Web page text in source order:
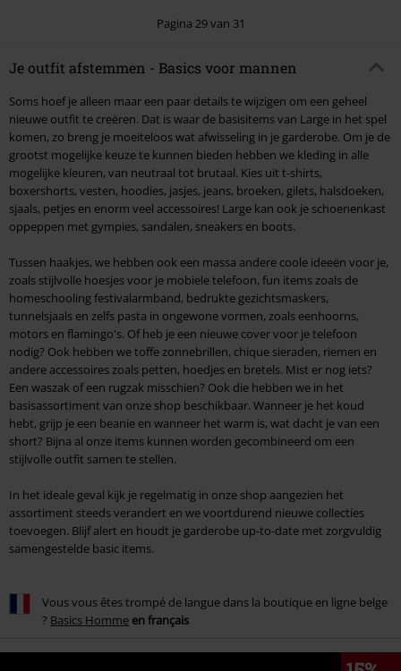
Pagina 29 van 31
Je outfit afstemmen - Basics voor mannen
Soms hoef je alleen maar een paar details te wijzigen om een geheel
nieuwe outfit te creëren. Dat is waar de basisitems van Large in het spel
komen, zo breng je moeiteloos wat afwisseling in je garderobe. Om je de
grootst mogelijke keuze te kunnen bieden hebben we kleding in alle
mogelijke kleuren, van neutraal tot brutaal. Kies uit t-shirts,
boxershorts, vesten, hoodies, jasjes, jeans, broeken, gilets, halsdoeken,
sjaals, petjes en enorm veel accessoires! Large kan ook je schoenenkast
oppeppen met gympies, sandalen, sneakers en boots.
Tussen haakjes, we hebben ook een massa andere coole ideeën voor je,
zoals stijlvolle hoesjes voor je mobiele telefoon, fun items zoals de
homeschooling festivalarmband, bedrukte gezichtsmaskers,
tunnelsjaals en zelfs pasta in ongewone vormen, zoals eenhoorns,
motors en flamingo's. Of heb je een nieuwe cover voor je telefoon
nodig? Ook hebben we toffe zonnebrillen, chique sieraden, riemen en
andere accessoires zoals petten, hoedjes en bretels. Mist er nog iets?
Een waszak of een rugzak misschien? Ook die hebben we in het
basisassortiment van onze shop beschikbaar. Wanneer je het koud
hebt, grijp je een beanie en wanneer het warm is, wat dacht je van een
short? Bijna al onze items kunnen worden gecombineerd om een
stijlvolle outfit samen te stellen.
In het ideale geval kijk je regelmatig in onze shop aangezien het
assortiment steeds verandert en we voortdurend nieuwe collecties
toevoegen. Blijf alert en houdt je garderobe up-to-date met zorgvuldig
samengestelde basic items.
Vous vous êtes trompé de langue dans la boutique en ligne belge
? Basics Homme en français